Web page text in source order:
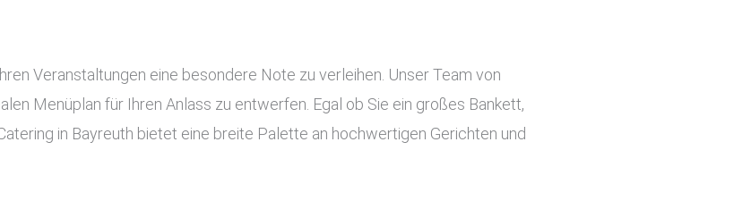
Veranstaltungen eine besondere Note zu verleihen. Unser Team von
Menüplan für Ihren Anlass zu entwerfen. Egal ob Sie ein großes Bankett,
in Bayreuth bietet eine breite Palette an hochwertigen Gerichten und